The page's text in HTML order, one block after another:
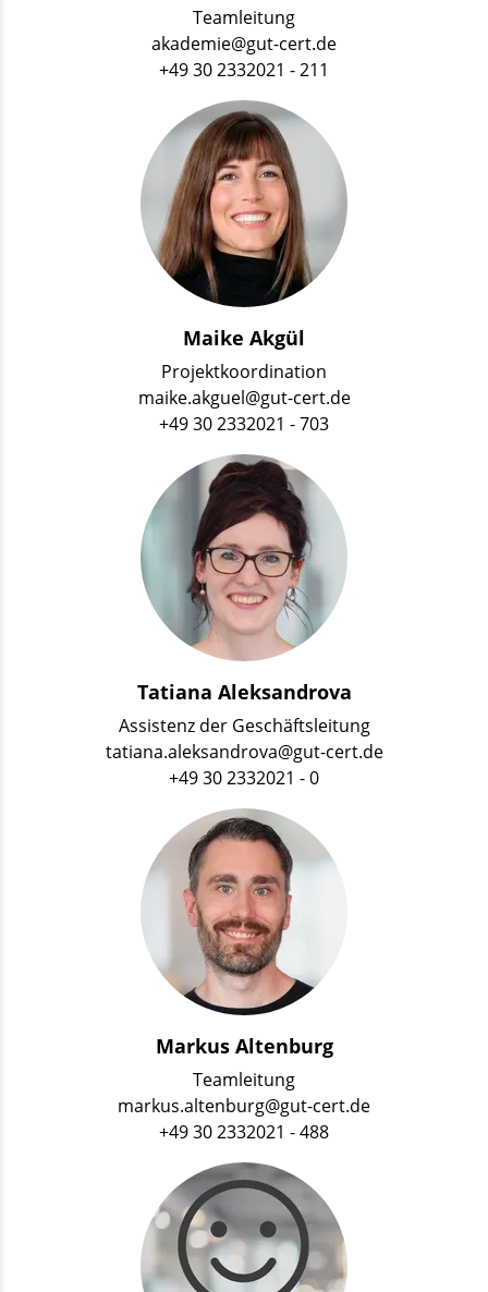
Teamleitung
akademie@gut-cert.de
+49 30 2332021 - 211
Maike Akgül
Projektkoordination
maike.akguel@gut-cert.de
+49 30 2332021 - 703
Tatiana Aleksandrova
Assistenz der Geschäftsleitung
tatiana.aleksandrova@gut-cert.de
+49 30 2332021 - 0
Markus Altenburg
Teamleitung
markus.altenburg@gut-cert.de
+49 30 2332021 - 488